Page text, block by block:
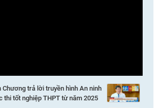
Chương trả lời truyền hình An ninh
thi tốt nghiệp THPT từ năm 2025